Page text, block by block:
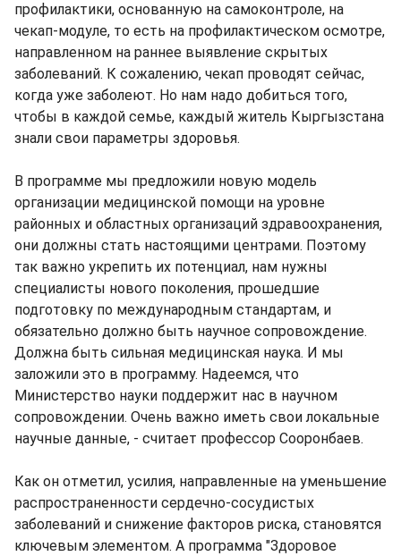
профилактики, основанную на самоконтроле, на
чекап-модуле, то есть на профилактическом осмотре,
направленном на раннее выявление скрытых
заболеваний. К сожалению, чекап проводят сейчас,
когда уже заболеют. Но нам надо добиться того,
чтобы в каждой семье, каждый житель Кыргызстана
знали свои параметры здоровья.
В программе мы предложили новую модель
организации медицинской помощи на уровне
районных и областных организаций здравоохранения,
они должны стать настоящими центрами. Поэтому
так важно укрепить их потенциал, нам нужны
специалисты нового поколения, прошедшие
подготовку по международным стандартам, и
обязательно должно быть научное сопровождение.
Должна быть сильная медицинская наука. И мы
заложили это в программу. Надеемся, что
Министерство науки поддержит нас в научном
сопровождении. Очень важно иметь свои локальные
научные данные, - считает профессор Сооронбаев.
Как он отметил, усилия, направленные на уменьшение
распространенности сердечно-сосудистых
заболеваний и снижение факторов риска, становятся
ключевым элементом. А программа "Здоровое